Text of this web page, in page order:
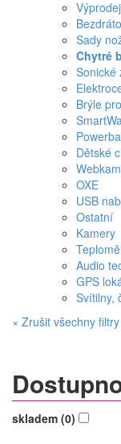
Sady
Chytré
Sonické
Brýle
Dětské
OXE
USB
Ostatní
Kamery
Audio
GPS
Svítilny,
× Zrušit všechny filtry
skladem (0)